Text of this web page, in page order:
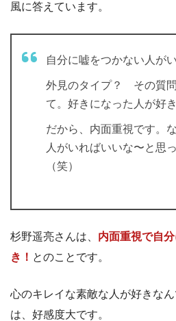
風に答えています。
自分に嘘をつかない人が
外見のタイプ？ その質問
て。好きになった人が好
だから、内面重視です。
人がいればいいな〜と思
（笑）
杉野遥亮さんは、 内面重視で自
き！ とのことです。
心のキレイな素敵な人が好きな
は、好感度大です。